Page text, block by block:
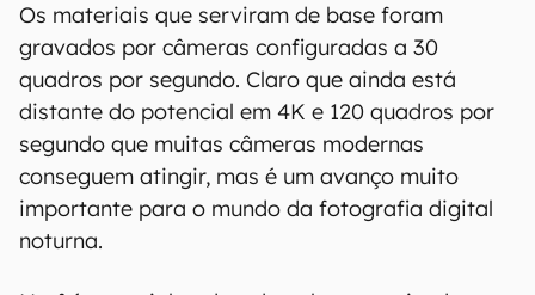
Os materiais que serviram de base foram
gravados por câmeras configuradas a 30
quadros por segundo. Claro que ainda está
distante do potencial em 4K e 120 quadros por
segundo que muitas câmeras modernas
conseguem atingir, mas é um avanço muito
importante para o mundo da fotografia digital
noturna.